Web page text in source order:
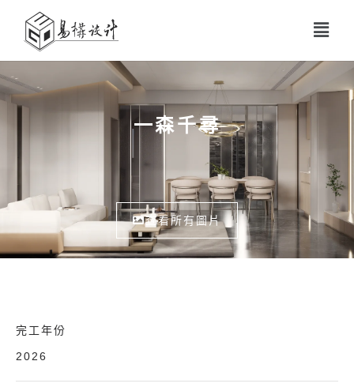
一森千尋
查看所有圖片
完工年份
2026